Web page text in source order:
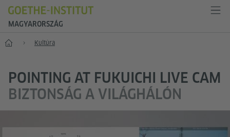
MAGYARORSZÁG
Főoldal Kultúra
POINTING AT FUKUICHI LIVE CAM
BIZTONSÁG A VILÁGHÁLÓN